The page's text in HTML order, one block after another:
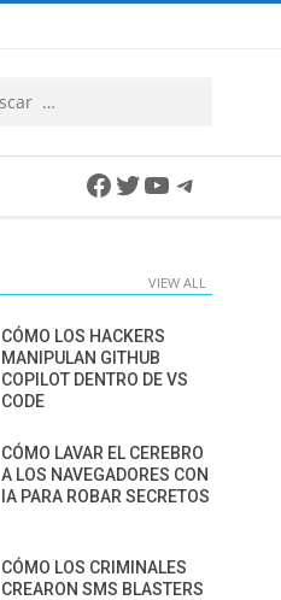
Facebook
Twitter
YouTube
VIEW ALL
CÓMO LOS HACKERS
MANIPULAN GITHUB
COPILOT DENTRO DE VS
CODE
CÓMO LAVAR EL CEREBRO
A LOS NAVEGADORES CON
IA PARA ROBAR SECRETOS
CÓMO LOS CRIMINALES
CREARON SMS BLASTERS